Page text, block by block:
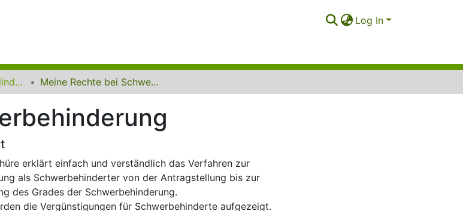
Log In
Digitale Bücher für Blinde und Sehbehinderte Meine Rechte bei Schwerbehinderung
erklärt einfach und verständlich das Verfahren zur
als Schwerbehinderter von der Antragstellung bis zur
des Grades der Schwerbehinderung.
die Vergünstigungen für Schwerbehinderte aufgezeigt.